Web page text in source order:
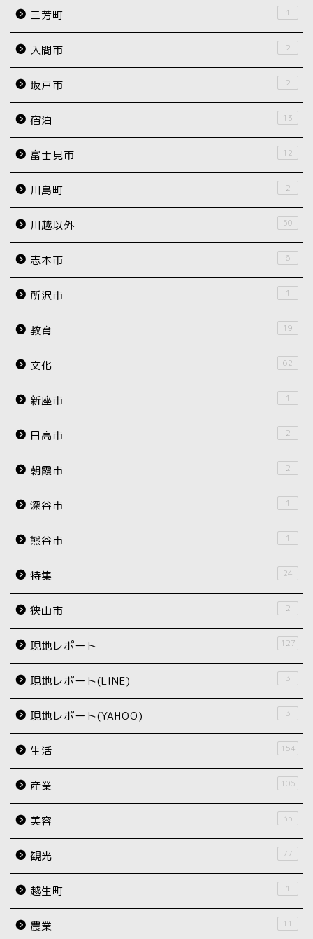
三芳町 1
入間市 2
坂戸市 2
宿泊 13
富士見市 12
川島町 2
川越以外 50
志木市 6
所沢市 1
教育 19
文化 62
新座市 1
日高市 2
朝霞市 2
深谷市 1
熊谷市 1
特集 24
狭山市 2
現地レポート 127
現地レポート(LINE) 3
現地レポート(YAHOO) 3
生活 154
産業 106
美容 35
観光 77
越生町 1
農業 11